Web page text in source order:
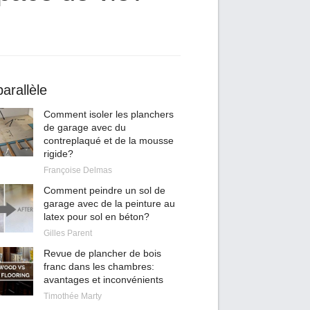
Comment isoler les planchers
de garage avec du
contreplaqué et de la mousse
rigide?
Françoise Delmas
Comment peindre un sol de
garage avec de la peinture au
latex pour sol en béton?
Gilles Parent
Revue de plancher de bois
franc dans les chambres:
avantages et inconvénients
Timothée Marty